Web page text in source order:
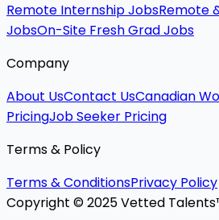
Remote Internship JobsRemote
JobsOn-Site Fresh Grad Jobs
Company
About UsContact UsCanadian
PricingJob Seeker Pricing
Terms & Policy
Terms & ConditionsPrivacy Policy
Copyright © 2025 Vetted